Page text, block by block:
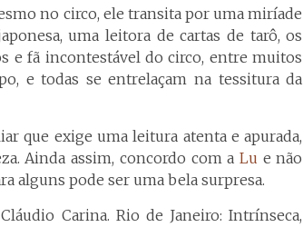
no circo, ele transita por uma miríade
uma leitora de cartas de tarô, os
e fã incontestável do circo, entre muitos
e todas se entrelaçam na tessitura da
que exige uma leitura atenta e apurada,
Ainda assim, concordo com a Lu e não
alguns pode ser uma bela surpresa.
Carina. Rio de Janeiro: Intrínseca,